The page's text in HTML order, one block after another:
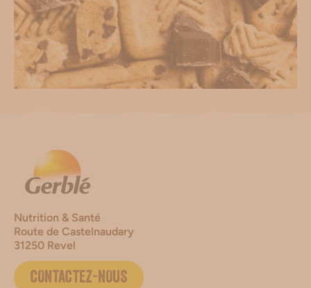
Nutrition & Santé
Route de Castelnaudary
31250 Revel
CONTACTEZ-NOUS